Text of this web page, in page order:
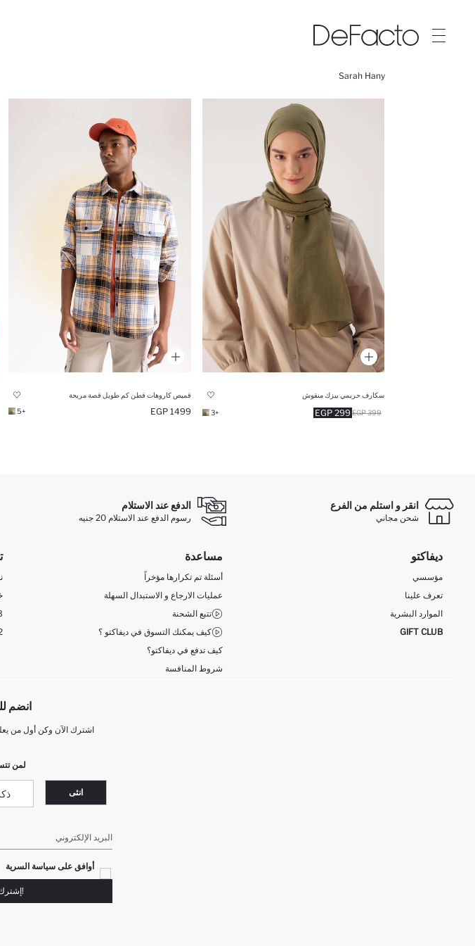
Sarah Hany
سكارف حريمي بيزك منقوش
299 EGP 399 EGP
+3
قميص كاروهات قطن كم طويل قصة مريحة
1499 EGP
+5
انقر و استلم من الفرع
شحن مجاني
الدفع عند الاستلام
رسوم الدفع عند الاستلام 20 جنيه
ديفاكتو
مؤسسي
تعرف علينا
الموارد البشرية
GIFT CLUB
مساعدة
أسئلة تم تكرارها مؤخراً
عمليات الارجاع و الاستبدال السهلة
تتبع الشحنة
كيف يمكنك التسوق في ديفاكتو ؟
كيف تدفع في ديفاكتو؟
شروط المنافسة
انضم
اشترك الآن وكن أول من
لمن
انثى
البريد الإلكتروني
أوافق على سياسة السرية